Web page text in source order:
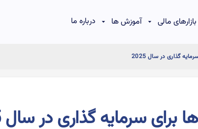
مالی آموزش ها درباره ما
گذاری در سال 2025
سرمایه گذاری در سال 2025